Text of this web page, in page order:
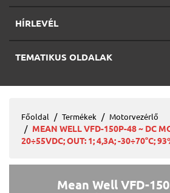
HÍRLEVÉL
TEMATIKUS OLDALAK
Főoldal Termékek Motorvezérlő
MEAN WELL VFD-150P-48 ~ DC
20÷55VDC; OUT: 1; 4,3A; -30÷70°C;
Mean Well VFD-